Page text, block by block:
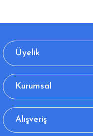
Üyelik
Kurumsal
Alışveriş